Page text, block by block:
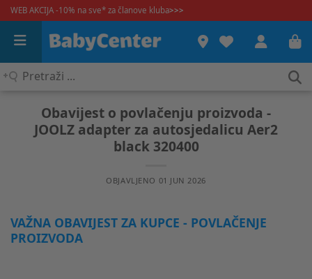
WEB AKCIJA -10% na sve* za članove kluba>>>
Pretraži
Obavijest o povlačenju proizvoda -
JOOLZ adapter za autosjedalicu Aer2
black 320400
OBJAVLJENO 01 JUN 2026
VAŽNA OBAVIJEST ZA KUPCE - POVLAČENJE
PROIZVODA